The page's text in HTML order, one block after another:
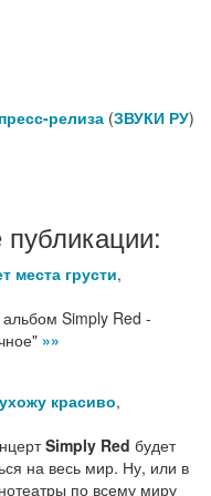
релиза (ЗВУКИ РУ)
места грусти,
Simply Red -
»»
красиво,
Simply Red будет
на весь мир. Ну, или в
по всему миру